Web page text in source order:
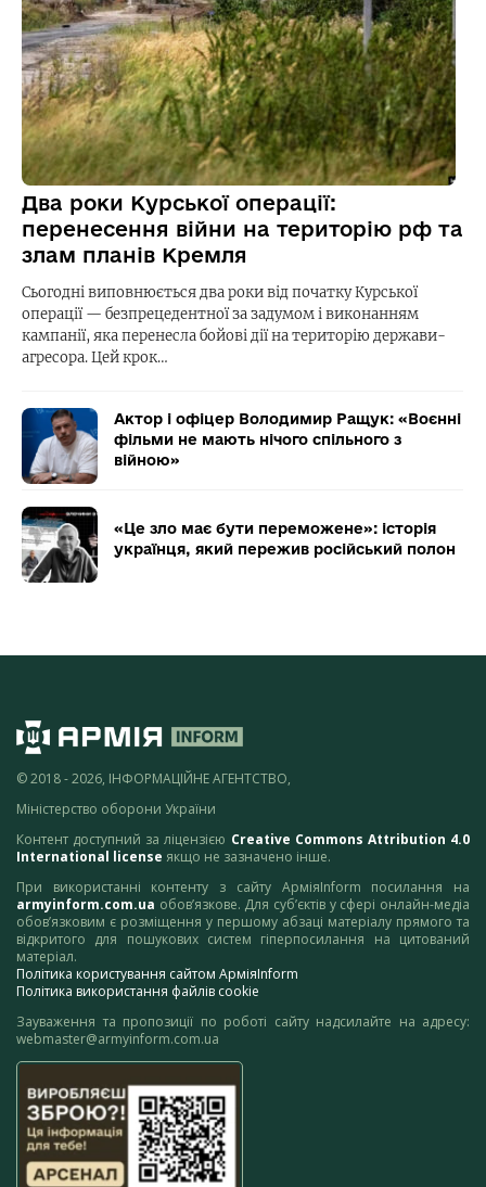
Два роки Курської операції:
перенесення війни на територію рф та
злам планів Кремля
Сьогодні виповнюється два роки від початку Курської
операції — безпрецедентної за задумом і виконанням
кампанії, яка перенесла бойові дії на територію держави-
агресора. Цей крок…
Актор і офіцер Володимир Ращук: «Воєнні
фільми не мають нічого спільного з
війною»
«Це зло має бути переможене»: історія
українця, який пережив російський полон
© 2018 - 2026, ІНФОРМАЦІЙНЕ АГЕНТСТВО,
Міністерство оборони України
Контент доступний за ліцензією Creative Commons Attribution 4.0
International license якщо не зазначено інше.
При використанні контенту з сайту АрміяInform посилання на
armyinform.com.ua обов’язкове. Для суб’єктів у сфері онлайн-медіа
обов’язковим є розміщення у першому абзаці матеріалу прямого та
відкритого для пошукових систем гіперпосилання на цитований
матеріал.
Політика користування сайтом АрміяInform
Політика використання файлів cookie
Зауваження та пропозиції по роботі сайту надсилайте на адресу:
webmaster@armyinform.com.ua